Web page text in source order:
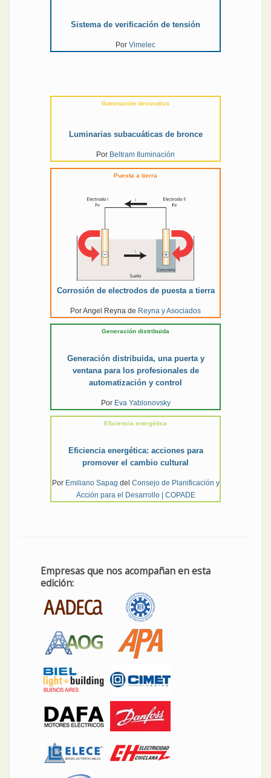
Sistema de verificación de tensión
Por Vimelec
Iluminación decorativa
Luminarias subacuáticas de bronce
Por Beltram Iluminación
Puesta a tierra
Corrosión de electrodos de puesta a tierra
Por Angel Reyna de Reyna y Asociados
Generación distribuida
Generación distribuida, una puerta y
ventana para los profesionales de
automatización y control
Por Eva Yablonovsky
Eficiencia energética
Eficiencia energética: acciones para
promover el cambio cultural
Por Emiliano Sapag del Consejo de Planificación y
Acción para el Desarrollo | COPADE
Empresas que nos acompañan en esta
edición: